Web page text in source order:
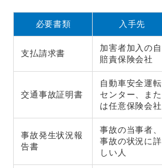
必要書類 入手先
支払請求書
加害者加入の自
賠責保険会社
交通事故証明書
自動車安全運転
センター、また
は任意保険会社
事故発生状況報
告書
事故の当事者、
事故の状況に詳
しい人